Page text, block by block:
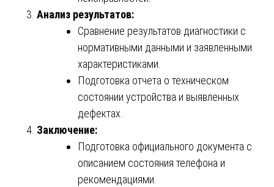
Анализ результатов:
Сравнение результатов диагностики с
нормативными данными и заявленными
характеристиками.
Подготовка отчета о техническом
состоянии устройства и выявленных
дефектах.
Заключение:
Подготовка официального документа с
описанием состояния телефона и
рекомендациями.